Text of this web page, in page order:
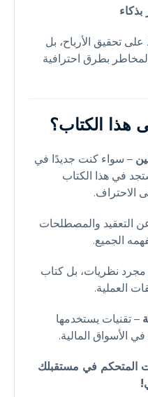
على تحقيق الأرباح، بل
بطرق احترافية
هذا الكتاب؟
– سواء كنت جديدًا في
في هذا الكتاب
الاحتراف.
التعقيد والمصطلحات
الجميع.
نظريات، بل كتاب
العملية.
– تقنيات يستخدمها
الأسواق المالية.
المتحكم في مستقبلك